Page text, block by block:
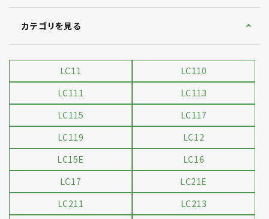
カテゴリを見る
LC11
LC110
LC111
LC113
LC115
LC117
LC119
LC12
LC15E
LC16
LC17
LC21E
LC211
LC213